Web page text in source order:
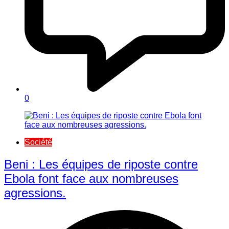
0
Société
Beni : Les équipes de riposte contre
Ebola font face aux nombreuses
agressions.